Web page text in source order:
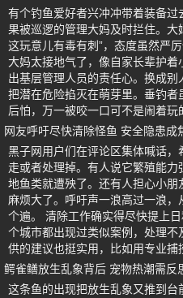
有个钓鱼爱好者兴冲冲带着装备
果被巡逻的管理大妈及时拦住。大
这玩意儿有毒有刺”，态度虽然严
大妈太接地气了，像自家长辈护
出基层管理人员的责任心。换成
把潜在危险掐灭在萌芽里。垂钓
后怕，万一被咬一口可不是闹着玩
网友呼吁尽快清除怪鱼 安全隐患成
黑子网用户们在评论区集体喊话
走或者处理掉。有人说它繁殖能
地鱼类就遭殃了。还有人担心小
麻烦大了。呼吁声一浪高过一浪
个遍。 清除工作确实得尽快提上
个城市都出现过类似案例，处理
供的建议也挺实用，比如用专业捕
鳄雀鳝放生乱象背后 宠物热潮需反
这条鱼的出现把放生乱象又推到